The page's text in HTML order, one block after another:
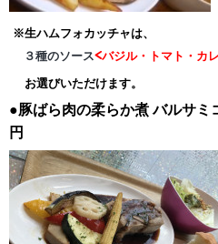
※生ハムフォカッチャは、
３種のソース<バジル・トマト・カ
お選びいただけます。
●豚ばら肉の柔らか煮バルサミ
円